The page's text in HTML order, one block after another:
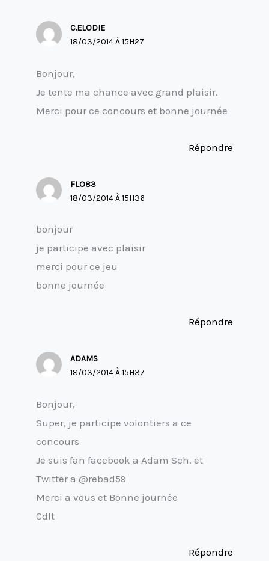
C.ELODIE
18/03/2014 À 15H27
Bonjour,
Je tente ma chance avec grand plaisir.
Merci pour ce concours et bonne journée
Répondre
FLO83
18/03/2014 À 15H36
bonjour
je participe avec plaisir
merci pour ce jeu
bonne journée
Répondre
ADAMS
18/03/2014 À 15H37
Bonjour,
Super, je participe volontiers a ce
concours
Je suis fan facebook a Adam Sch. et
Twitter a @rebad59
Merci a vous et Bonne journée
Cdlt
Répondre